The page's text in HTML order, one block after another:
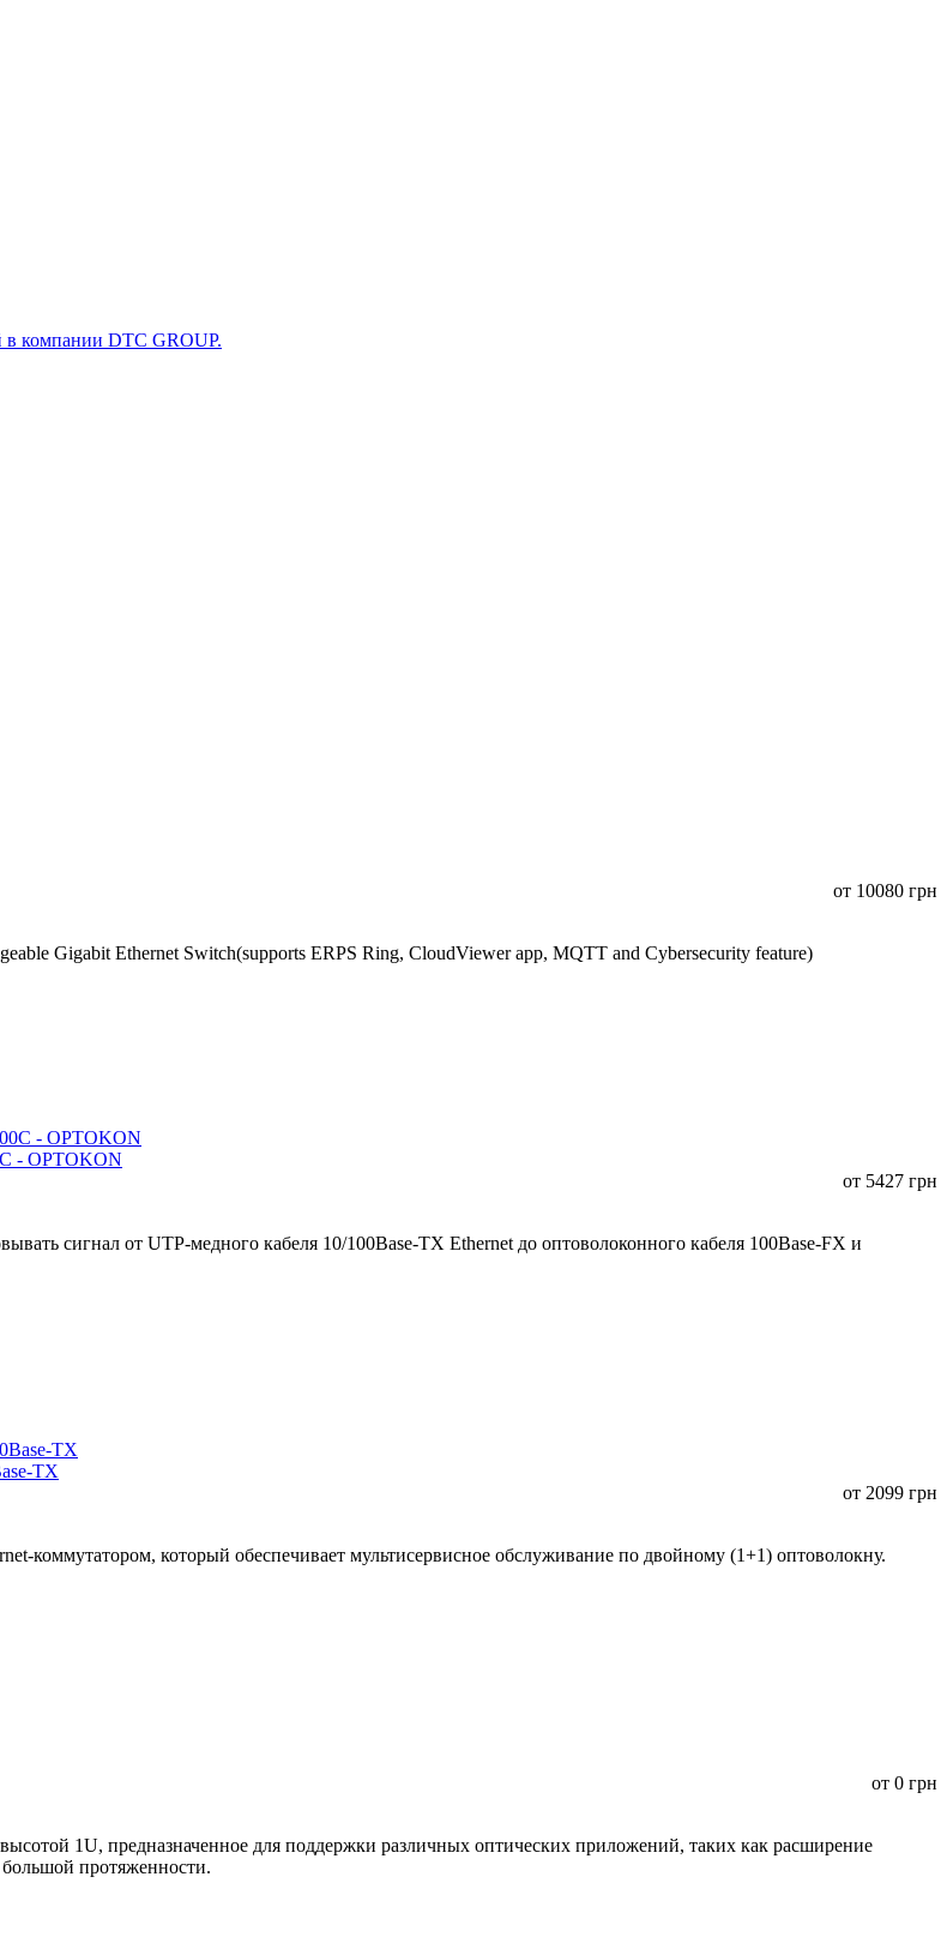
от 10080 грн
Gigabit Ethernet Switch(supports ERPS Ring, CloudViewer app, MQTT and Cybersecurity feature)
- OPTOKON
от 5427 грн
сигнал от UTP-медного кабеля 10/100Base-TX Ethernet до оптоволоконного кабеля 100Base-FX и
TX
от 2099 грн
коммутатором, который обеспечивает мультисервисное обслуживание по двойному (1+1) оптоволокну.
от 0 грн
1U, предназначенное для поддержки различных оптических приложений, таких как расширение
протяженности.